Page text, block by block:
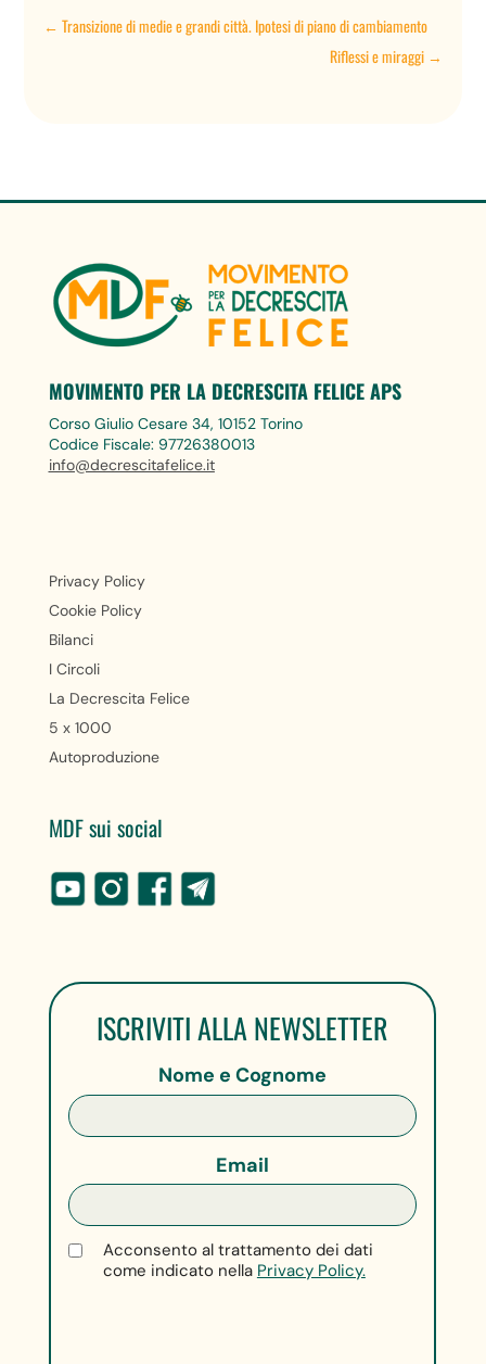
←Transizione di medie e grandi città. Ipotesi di piano di cambiamento
Riflessi e miraggi→
MOVIMENTO PER LA DECRESCITA FELICE APS
Corso Giulio Cesare 34, 10152 Torino
Codice Fiscale: 97726380013
info@decrescitafelice.it
Privacy Policy
Cookie Policy
Bilanci
I Circoli
La Decrescita Felice
5 x 1000
Autoproduzione
MDF sui social
ISCRIVITI ALLA NEWSLETTER
Nome e Cognome
Email
Acconsento al trattamento dei dati
come indicato nella Privacy Policy.